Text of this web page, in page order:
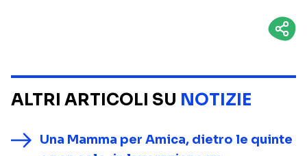
ALTRI ARTICOLI SU NOTIZIE
Una Mamma per Amica, dietro le quinte